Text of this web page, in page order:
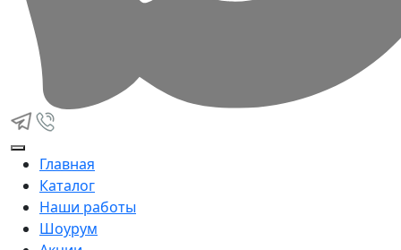
Главная
Каталог
Наши работы
Шоурум